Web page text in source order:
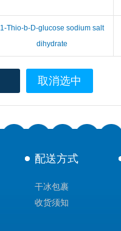
1-Thio-b-D-glucose sodium salt
dihydrate
取消选中
配送方式
干冰包裹
收货须知